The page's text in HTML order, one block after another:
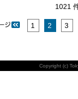
1021
1 2 3
Copyright (c)